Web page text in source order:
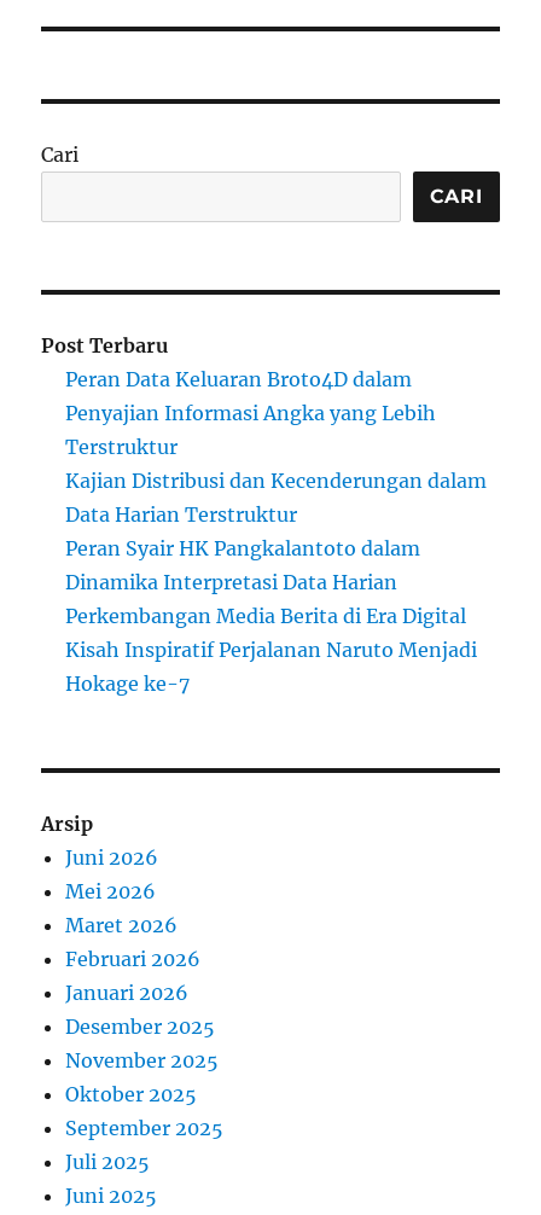
Cari
CARI
Post Terbaru
Peran Data Keluaran Broto4D dalam
Penyajian Informasi Angka yang Lebih
Terstruktur
Kajian Distribusi dan Kecenderungan dalam
Data Harian Terstruktur
Peran Syair HK Pangkalantoto dalam
Dinamika Interpretasi Data Harian
Perkembangan Media Berita di Era Digital
Kisah Inspiratif Perjalanan Naruto Menjadi
Hokage ke-7
Arsip
Juni 2026
Mei 2026
Maret 2026
Februari 2026
Januari 2026
Desember 2025
November 2025
Oktober 2025
September 2025
Juli 2025
Juni 2025